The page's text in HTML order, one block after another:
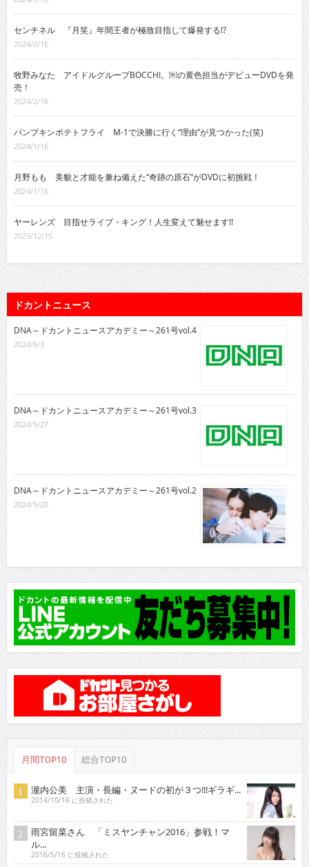
センチネル 『月笑』年間王者が極致目指して爆発する!?
2024/2/16
牧野みなた アイドルグループBOCCHI。￼の黄色担当がデビューDVDを発
売！
2024/2/16
パンプキンポテトフライ M-1で決勝に行く“理由”が見つかった(笑)
2024/1/16
月野もも 美貌と才能を兼ね備えた“奇跡の原石”がDVDに初挑戦！
2024/1/16
ヤーレンズ 目指せライブ・キング！人生変えて魅せます!!
2023/12/15
ドカントニュース
DNA～ドカントニュースアカデミー～261号vol.4
2024/6/3
DNA～ドカントニュースアカデミー～261号vol.3
2024/5/27
DNA～ドカントニュースアカデミー～261号vol.2
2024/5/20
月間TOP10 総合TOP10
瀧内公美 主演・長編・ヌードの初が３つ!!!ギラギ...
2014/10/16 に投稿された
雨宮留菜さん 「ミスヤンチャン2016」参戦！マ
ル...
2016/5/16 に投稿された